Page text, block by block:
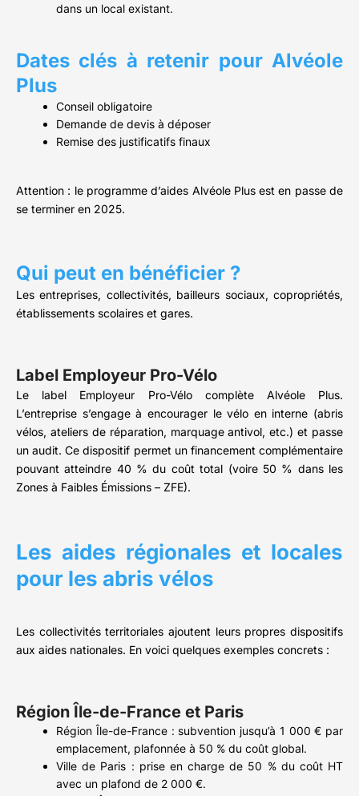
dans un local existant.
Dates clés à retenir pour Alvéole
Plus
Conseil obligatoire
Demande de devis à déposer
Remise des justificatifs finaux
Attention : le programme d’aides Alvéole Plus est en passe de
se terminer en 2025.
Qui peut en bénéficier ?
Les entreprises, collectivités, bailleurs sociaux, copropriétés,
établissements scolaires et gares.
Label Employeur Pro-Vélo
Le label Employeur Pro-Vélo complète Alvéole Plus.
L’entreprise s’engage à encourager le vélo en interne (abris
vélos, ateliers de réparation, marquage antivol, etc.) et passe
un audit. Ce dispositif permet un financement complémentaire
pouvant atteindre 40 % du coût total (voire 50 % dans les
Zones à Faibles Émissions – ZFE).
Les aides régionales et locales
pour les abris vélos
Les collectivités territoriales ajoutent leurs propres dispositifs
aux aides nationales. En voici quelques exemples concrets :
Région Île-de-France et Paris
Région Île-de-France : subvention jusqu’à 1 000 € par
emplacement, plafonnée à 50 % du coût global.
Ville de Paris : prise en charge de 50 % du coût HT
avec un plafond de 2 000 €.